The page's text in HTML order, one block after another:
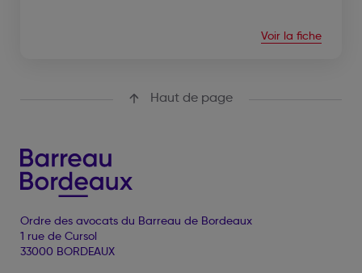
Voir la fiche
Haut de page
Ordre des avocats du Barreau de Bordeaux
1 rue de Cursol
33000 BORDEAUX